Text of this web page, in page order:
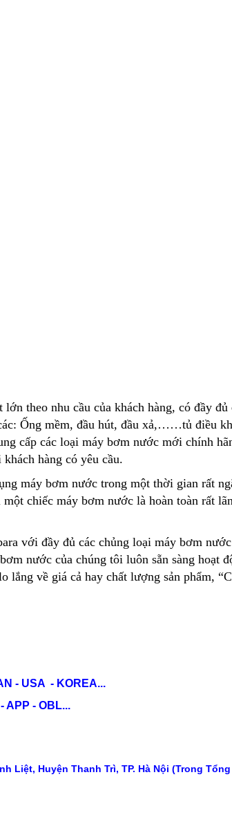
lớn theo nhu cầu của khách hàng, có đầy đủ
Ống mềm, đầu hút, đầu xả,……tủ điều
cấp các loại máy bơm nước mới chính
hàng có yêu cầu.
máy bơm nước trong một thời gian rất
chiếc máy bơm nước là hoàn toàn rất
với đầy đủ các chủng loại máy bơm
nước của chúng tôi luôn sẵn sàng hoạt
lắng về giá cả hay chất lượng sản phẩm,
- USA - KOREA...
APP - OBL...
Liệt, Huyện Thanh Trì, TP. Hà Nội (Trong